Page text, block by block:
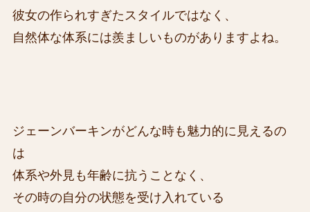
彼女の作られすぎたスタイルではなく、
自然体な体系には羨ましいものがありますよね。
ジェーンバーキンがどんな時も魅力的に見えるの
は
体系や外見も年齢に抗うことなく、
その時の自分の状態を受け入れている